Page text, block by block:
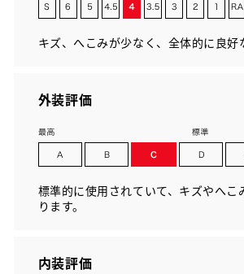
キズ、へこみが少なく、全体的に良好
外装評価
標準的に使用されていて、キズやへこ
ります。
内装評価